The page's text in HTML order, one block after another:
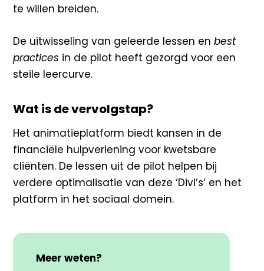
te willen breiden.
De uitwisseling van geleerde lessen enbest
practices in de pilot heeft gezorgd voor een
steile leercurve.
Wat is de vervolgstap?
Het animatieplatform biedt kansen in de
financiële hulpverlening voor kwetsbare
cliënten. De lessen uit de pilot helpen bij
verdere optimalisatie van deze ‘Divi’s’ en het
platform in het sociaal domein.
Meer weten?